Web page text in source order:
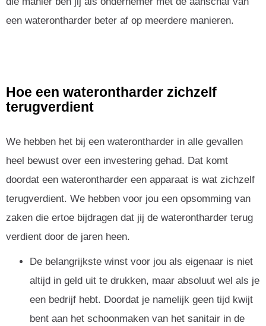
een waterontharder beter af op meerdere manieren.
Hoe een waterontharder zichzelf
terugverdient
We hebben het bij een waterontharder in alle gevallen
heel bewust over een investering gehad. Dat komt
doordat een waterontharder een apparaat is wat zichzelf
terugverdient. We hebben voor jou een opsomming van
zaken die ertoe bijdragen dat jij de waterontharder terug
verdient door de jaren heen.
De belangrijkste winst voor jou als eigenaar is niet
altijd in geld uit te drukken, maar absoluut wel als je
een bedrijf hebt. Doordat je namelijk geen tijd kwijt
bent aan het schoonmaken van het sanitair in de